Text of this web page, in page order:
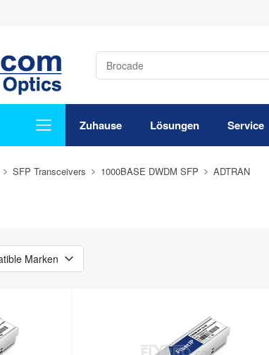
Zuhause Lösungen Service
SFP Transceivers 1000BASE DWDM SFP ADTRAN
Marken